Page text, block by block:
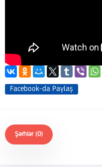
Facebook-da Paylaş
Şərhlər (0)